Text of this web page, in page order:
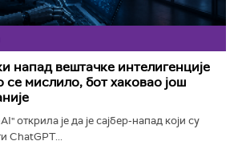
напад вештачке интелигенције
се мислило, бот хаковао још
открила је да је сајбер-напад који су
ChatGPT...